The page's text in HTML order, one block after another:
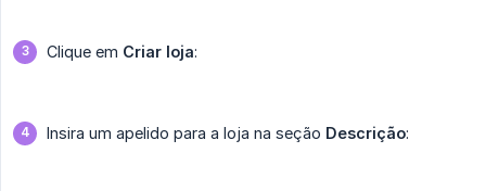
Clique em Criar loja:
Insira um apelido para a loja na seção Descrição: